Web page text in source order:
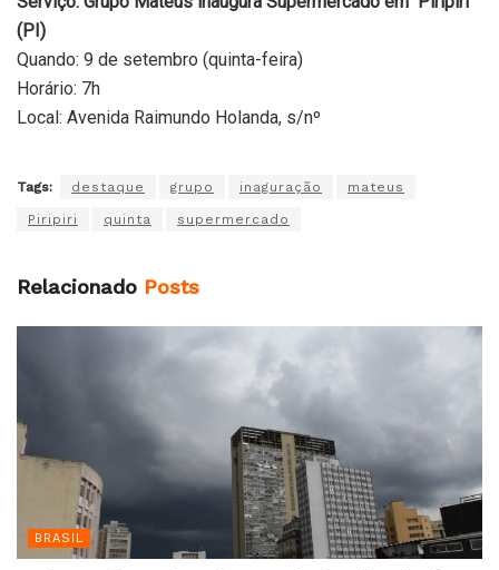
(PI)
Quando: 9 de setembro (quinta-feira)
Horário: 7h
Local: Avenida Raimundo Holanda, s/nº
Tags: destaque grupo inaguração mateus
Piripiri quinta supermercado
Relacionado Posts
BRASIL